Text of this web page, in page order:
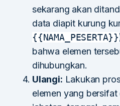
sekarang akan
data diapit kurung
{{NAMA_PESERTA}}
bahwa elemen
dihubungkan.
Ulangi: Lakukan
elemen yang bersifat